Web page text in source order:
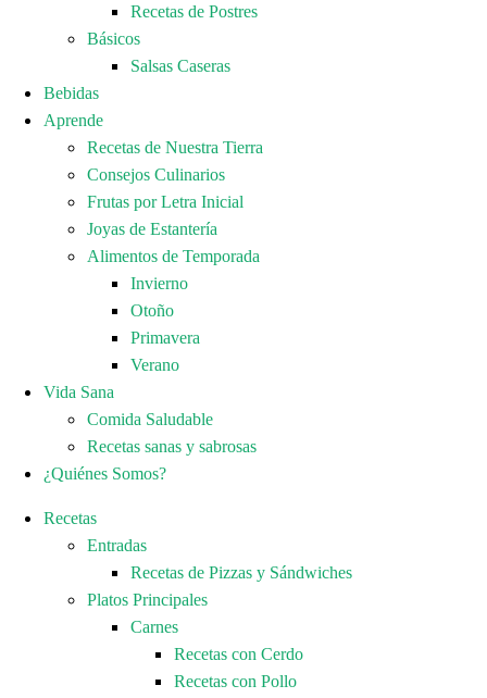
Recetas de Postres
Básicos
Salsas Caseras
Bebidas
Aprende
Recetas de Nuestra Tierra
Consejos Culinarios
Frutas por Letra Inicial
Joyas de Estantería
Alimentos de Temporada
Invierno
Otoño
Primavera
Verano
Vida Sana
Comida Saludable
Recetas sanas y sabrosas
¿Quiénes Somos?
Recetas
Entradas
Recetas de Pizzas y Sándwiches
Platos Principales
Carnes
Recetas con Cerdo
Recetas con Pollo